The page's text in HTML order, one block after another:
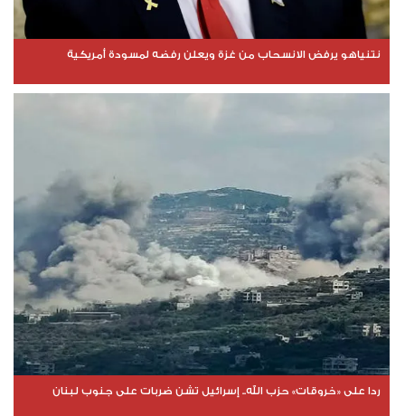
نتنياهو يرفض الانسحاب من غزة ويعلن رفضه لمسودة أمريكية
ردا على «خروقات» حزب الله.. إسرائيل تشن ضربات على جنوب لبنان